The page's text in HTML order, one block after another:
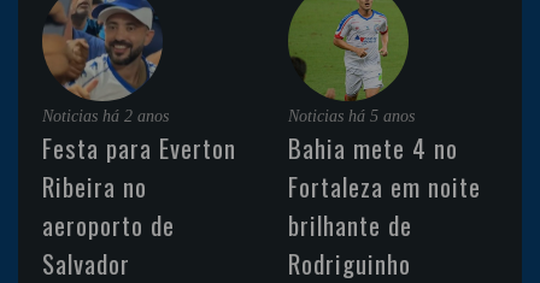
Noticias há 2 anos
Festa para Everton
Ribeira no
aeroporto de
Salvador
Noticias há 5 anos
Bahia mete 4 no
Fortaleza em noite
brilhante de
Rodriguinho